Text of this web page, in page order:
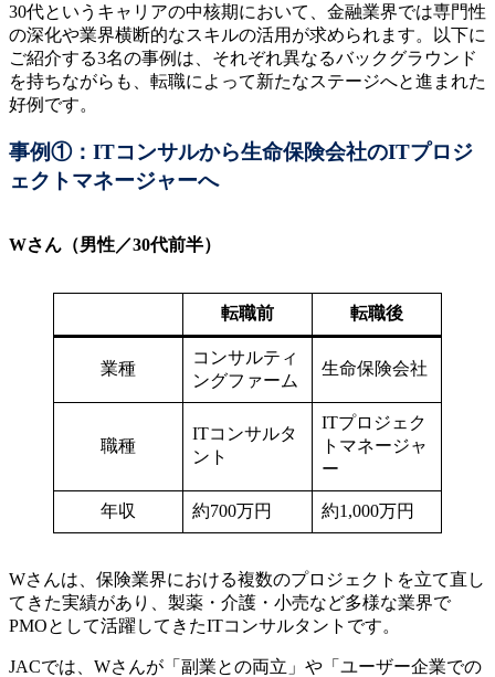
30代というキャリアの中核期において、金融業界では専門性
の深化や業界横断的なスキルの活用が求められます。以下に
ご紹介する3名の事例は、それぞれ異なるバックグラウンド
を持ちながらも、転職によって新たなステージへと進まれた
好例です。
事例①：ITコンサルから生命保険会社のITプロジ
ェクトマネージャーへ
Wさん（男性／30代前半）
転職前 転職後
業種
コンサルティ
ングファーム
生命保険会社
職種
ITコンサルタ
ント
ITプロジェク
トマネージャ
ー
年収 約700万円 約1,000万円
Wさんは、保険業界における複数のプロジェクトを立て直し
てきた実績があり、製薬・介護・小売など多様な業界で
PMOとして活躍してきたITコンサルタントです。
JACでは、Wさんが「副業との両立」や「ユーザー企業での